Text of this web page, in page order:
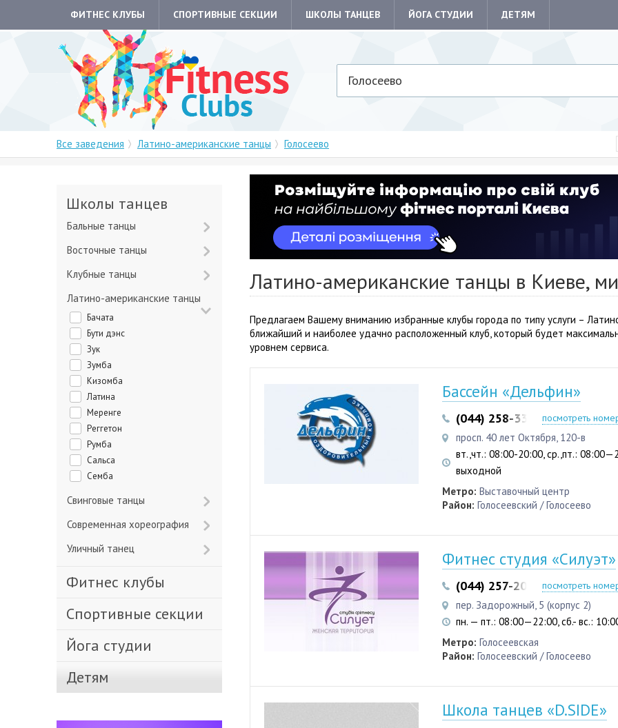
ФИТНЕС КЛУБЫ СПОРТИВНЫЕ СЕКЦИИ ШКОЛЫ ТАНЦЕВ ЙОГА СТУДИИ ДЕТЯМ
Голосеево
Все заведения Латино-американские танцы Голосеево
Латино-американские танцы в Киеве,
Предлагаем Вашему вниманию избранные клубы города по типу услуги –
ближайший и наиболее удачно расположенный клуб, который будет
уровнем сервиса.
Бассейн «Дельфин»
(044) 258-33-07 (044) 258-
посмотреть
просп. 40 лет Октября, 120-в
вт.,чт.: 08:00-20:00, ср.,пт.:
выходной
Метро: Выставочный центр
Район: Голосеевский / Голосеево
Фитнес студия «Силуэт»
(044) 257-20-80 (095) 554-
посмотреть
пер. Задорожный, 5 (корпус 2)
пн. — пт.: 08:00—22:00, сб.- вс.:
Метро: Голосеевская
Район: Голосеевский / Голосеево
Школа танцев «D.SIDE»
Школы танцев
Бальные танцы
Восточные танцы
Клубные танцы
Латино-американские танцы
Бачата
Бути дэнс
Зук
Зумба
Кизомба
Латина
Меренге
Реггетон
Румба
Сальса
Семба
Свинговые танцы
Современная хореография
Уличный танец
Фитнес клубы
Спортивные секции
Йога студии
Детям